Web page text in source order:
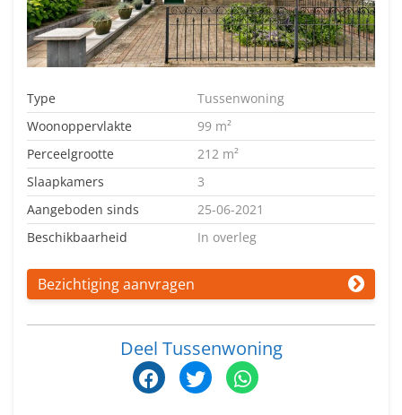
Type
Tussenwoning
Woonoppervlakte
99 m²
Perceelgrootte
212 m²
Slaapkamers
3
Aangeboden sinds
25-06-2021
Beschikbaarheid
In overleg
Bezichtiging aanvragen
Deel Tussenwoning